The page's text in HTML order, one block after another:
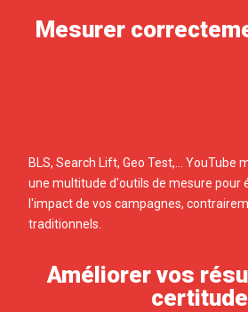
Mesurer
BLS, Search Lift, Geo Test,... YouTube
une multitude d'outils de mesure pour
l'impact de vos campagnes,
traditionnels.
Améliorer vos
certitude